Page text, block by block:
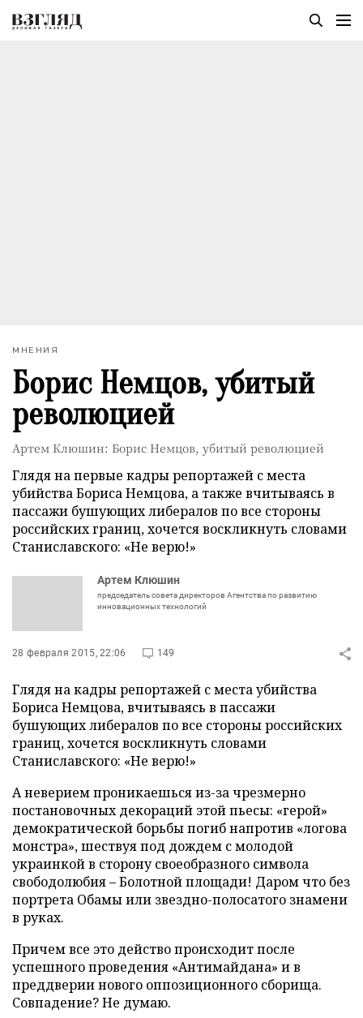
МНЕНИЯ
Борис Немцов, убитый
революцией
Артем Клюшин: Борис Немцов, убитый революцией
Глядя на первые кадры репортажей с места
убийства Бориса Немцова, а также вчитываясь в
пассажи бушующих либералов по все стороны
российских границ, хочется воскликнуть словами
Станиславского: «Не верю!»
Артем Клюшин
председатель совета директоров Агентства по развитию
инновационных технологий
28 февраля 2015, 22:06 149
Глядя на кадры репортажей с места убийства
Бориса Немцова, вчитываясь в пассажи
бушующих либералов по все стороны российских
границ, хочется воскликнуть словами
Станиславского: «Не верю!»
А неверием проникаешься из-за чрезмерно
постановочных декораций этой пьесы: «герой»
демократической борьбы погиб напротив «логова
монстра», шествуя под дождем с молодой
украинкой в сторону своеобразного символа
свободолюбия – Болотной площади! Даром что без
портрета Обамы или звездно-полосатого знамени
в руках.
Причем все это действо происходит после
успешного проведения «Антимайдана» и в
преддверии нового оппозиционного сборища.
Совпадение? Не думаю.